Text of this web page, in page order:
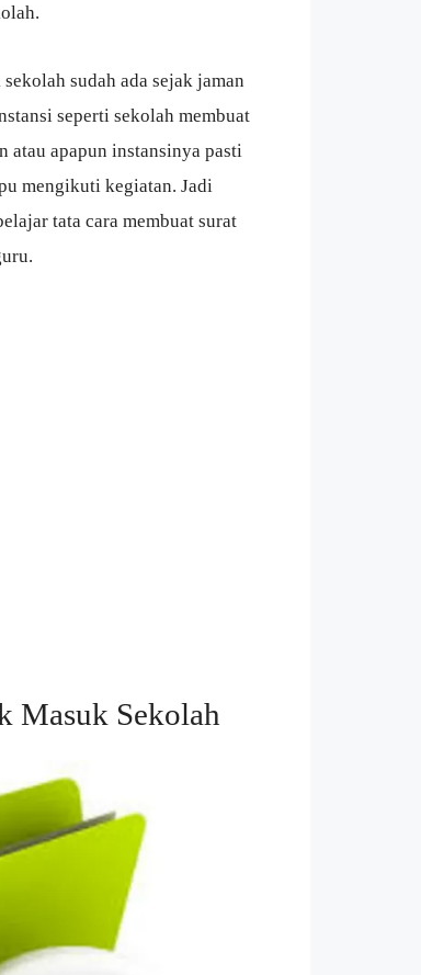
sudah ada sejak jaman
seperti sekolah membuat
atau apapun instansinya pasti
mengikuti kegiatan. Jadi
tata cara membuat surat
Masuk Sekolah